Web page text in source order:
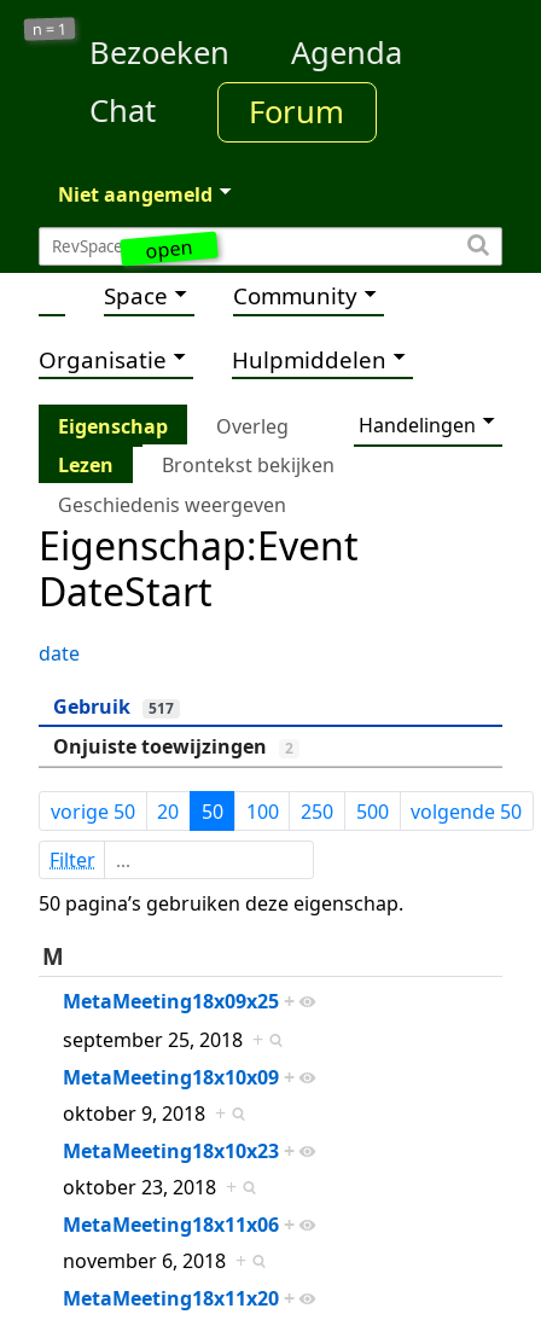
open
n = 1
Bezoeken
Agenda
Chat
Forum
Niet aangemeld
Space Community
Organisatie Hulpmiddelen
Eigenschap Overleg
Handelingen
Lezen
Brontekst bekijken
Geschiedenis weergeven
Eigenschap:Event
DateStart
date
Gebruik
517
Onjuiste toewijzingen 2
vorige 50 20 50 100 250 500
volgende 50
Filter
50 pagina’s gebruiken deze eigenschap.
M
MetaMeeting18x09x25 +
september 25, 2018 +
MetaMeeting18x10x09 +
oktober 9, 2018 +
MetaMeeting18x10x23 +
oktober 23, 2018 +
MetaMeeting18x11x06 +
november 6, 2018 +
MetaMeeting18x11x20 +